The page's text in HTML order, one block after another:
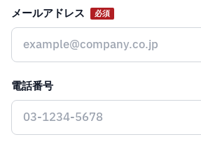
メールアドレス 必須
電話番号